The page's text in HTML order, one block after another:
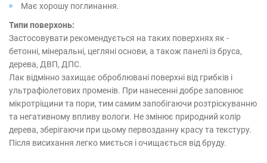
Має хорошу поглинання.
Типи поверхонь:
Застосовувати рекомендується на таких поверхнях як -
бетонні, мінеральні, цегляні основи, а також панелі із бруса,
дерева, ДВП, ДПС.
Лак відмінно захищає оброблювані поверхні від грибків і
ультрафіолетових променів. При нанесенні добре заповнює
мікротріщини та пори, тим самим запобігаючи розтріскуванню
та негативному впливу вологи. Не змінює природний колір
дерева, зберігаючи при цьому первозданну красу та текстуру.
Після висихання легко миється і очищається від бруду.